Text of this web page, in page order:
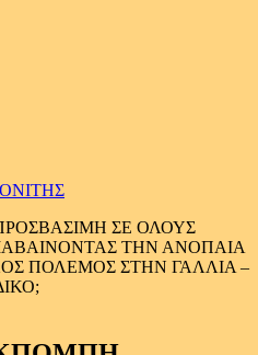
ΣΕ ΟΛΟΥΣ
ΤΗΝ ΑΝΟΠΑΙΑ
ΠΟΛΕΜΟΣ ΣΤΗΝ ΓΑΛΛΙΑ –